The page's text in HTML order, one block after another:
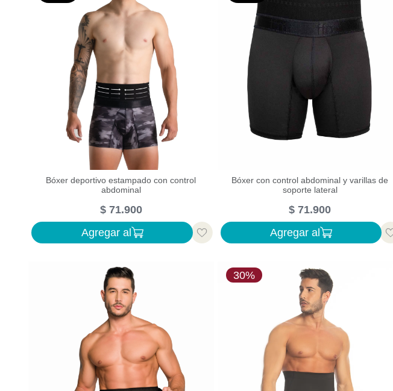
Bóxer deportivo estampado con control
abdominal
$ 71.900
Agregar al
Bóxer con control abdominal y varillas de
soporte lateral
$ 71.900
Agregar al
30%